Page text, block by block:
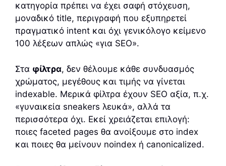
κατηγορία πρέπει να έχει σαφή στόχευση,
μοναδικό title, περιγραφή που εξυπηρετεί
πραγματικό intent και όχι γενικόλογο κείμενο
100 λέξεων απλώς «για SEO».
Στα φίλτρα, δεν θέλουμε κάθε συνδυασμός
χρώματος, μεγέθους και τιμής να γίνεται
indexable. Μερικά φίλτρα έχουν SEO αξία, π.χ.
«γυναικεία sneakers λευκά», αλλά τα
περισσότερα όχι. Εκεί χρειάζεται επιλογή:
ποιες faceted pages θα ανοίξουμε στο index
και ποιες θα μείνουν noindex ή canonicalized.